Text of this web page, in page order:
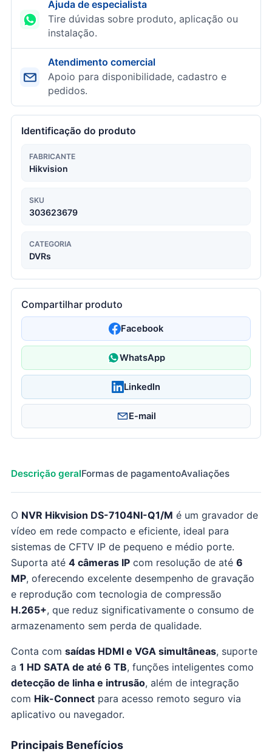
Ajuda de especialista
Tire dúvidas sobre produto, aplicação ou
instalação.
Atendimento comercial
Apoio para disponibilidade, cadastro e
pedidos.
Identificação do produto
FABRICANTE
Hikvision
SKU
303623679
CATEGORIA
DVRs
Compartilhar produto
Facebook
WhatsApp
LinkedIn
E-mail
Descrição geralFormas de pagamentoAvaliações
O NVR Hikvision DS-7104NI-Q1/M é um gravador de
vídeo em rede compacto e eficiente, ideal para
sistemas de CFTV IP de pequeno e médio porte.
Suporta até 4 câmeras IP com resolução de até 6
MP, oferecendo excelente desempenho de gravação
e reprodução com tecnologia de compressão
H.265+, que reduz significativamente o consumo de
armazenamento sem perda de qualidade.
Conta com saídas HDMI e VGA simultâneas, suporte
a 1 HD SATA de até 6 TB, funções inteligentes como
detecção de linha e intrusão, além de integração
com Hik-Connect para acesso remoto seguro via
aplicativo ou navegador.
Principais Benefícios